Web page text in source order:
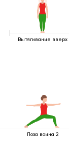
Вытягивание вверх
Поза воина 2